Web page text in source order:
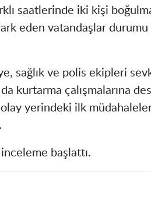
saatlerinde iki kişi
fark eden vatandaşlar
sağlık ve polis ekipleri
kurtarma çalışmalarına
olay yerindeki ilk
başlattı.